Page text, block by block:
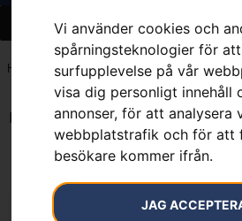
Vi använder cookies och
spårningsteknologier för
surfupplevelse på vår
visa dig personligt innehåll
annonser, för att analysera
webbplatstrafik och för att
besökare kommer ifrån.
JAG
Hem XL - 7 cm längre ben 50/52
Endast ett sökresultat